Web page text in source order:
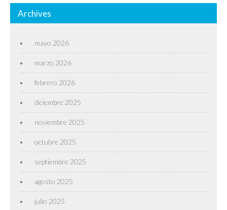
Archives
mayo 2026
marzo 2026
febrero 2026
diciembre 2025
noviembre 2025
octubre 2025
septiembre 2025
agosto 2025
julio 2025